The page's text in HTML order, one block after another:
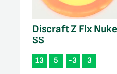
Discraft Z Flx Nuke
SS
13 5 -3 3